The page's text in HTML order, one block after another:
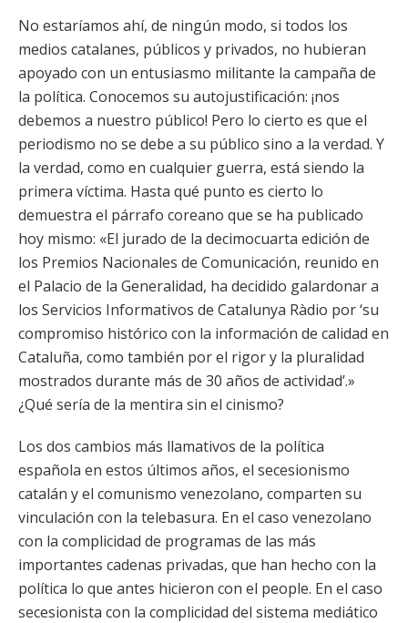
No estaríamos ahí, de ningún modo, si todos los
medios catalanes, públicos y privados, no hubieran
apoyado con un entusiasmo militante la campaña de
la política. Conocemos su autojustificación: ¡nos
debemos a nuestro público! Pero lo cierto es que el
periodismo no se debe a su público sino a la verdad. Y
la verdad, como en cualquier guerra, está siendo la
primera víctima. Hasta qué punto es cierto lo
demuestra el párrafo coreano que se ha publicado
hoy mismo: «El jurado de la decimocuarta edición de
los Premios Nacionales de Comunicación, reunido en
el Palacio de la Generalidad, ha decidido galardonar a
los Servicios Informativos de Catalunya Ràdio por ‘su
compromiso histórico con la información de calidad en
Cataluña, como también por el rigor y la pluralidad
mostrados durante más de 30 años de actividad’.»
¿Qué sería de la mentira sin el cinismo?
Los dos cambios más llamativos de la política
española en estos últimos años, el secesionismo
catalán y el comunismo venezolano, comparten su
vinculación con la telebasura. En el caso venezolano
con la complicidad de programas de las más
importantes cadenas privadas, que han hecho con la
política lo que antes hicieron con el people. En el caso
secesionista con la complicidad del sistema mediático